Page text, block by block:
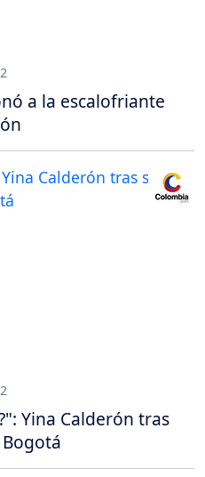
a la escalofriante
Yina Calderón tras